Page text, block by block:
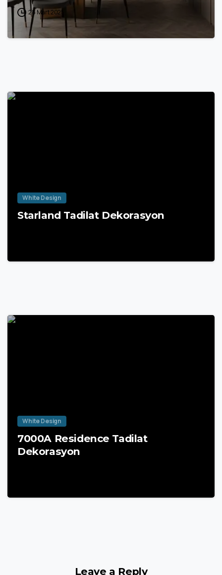
28 Mart 2025
White Design
Starland Tadilat Dekorasyon
White Design
7000A Residence Tadilat
Dekorasyon
Leave a Reply